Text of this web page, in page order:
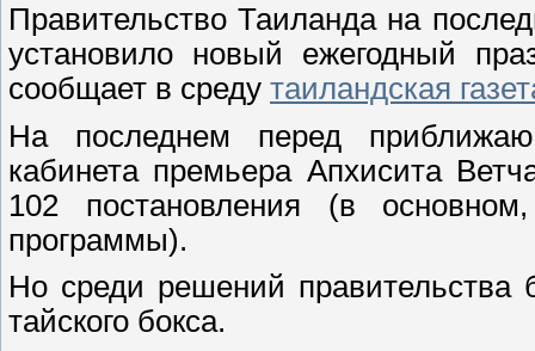
Правительство Таиланда на
установило новый ежегодный
сообщает в среду таиландская
На последнем перед
кабинета премьера Апхисита
102 постановления (в
программы).
Но среди решений
тайского бокса.